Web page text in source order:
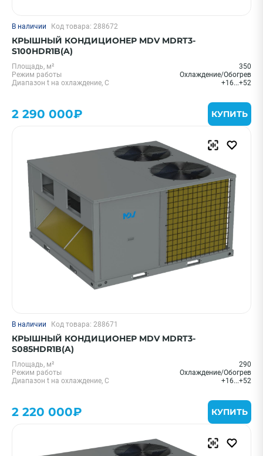
В наличии Код товара: 288672
КРЫШНЫЙ КОНДИЦИОНЕР MDV MDRT3-
S100HDR1B(A)
Площадь, м²
350
Режим работы
Охлаждение/Обогрев
Диапазон t на охлаждение, С
+16...+52
2 290 000₽ КУПИТЬ
В наличии Код товара: 288671
КРЫШНЫЙ КОНДИЦИОНЕР MDV MDRT3-
S085HDR1B(A)
Площадь, м²
290
Режим работы
Охлаждение/Обогрев
Диапазон t на охлаждение, С
+16...+52
2 220 000₽ КУПИТЬ